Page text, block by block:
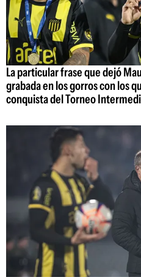
La particular frase que dejó
grabada en los gorros con los
conquista del Torneo